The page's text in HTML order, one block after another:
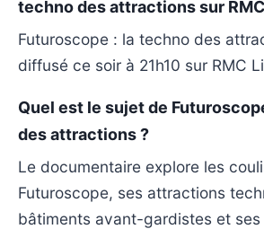
techno des attractions sur
Futuroscope : la techno des
diffusé ce soir à 21h10 sur RMC
Quel est le sujet de
des attractions ?
Le documentaire explore les
Futuroscope, ses attractions
bâtiments avant-gardistes et ses